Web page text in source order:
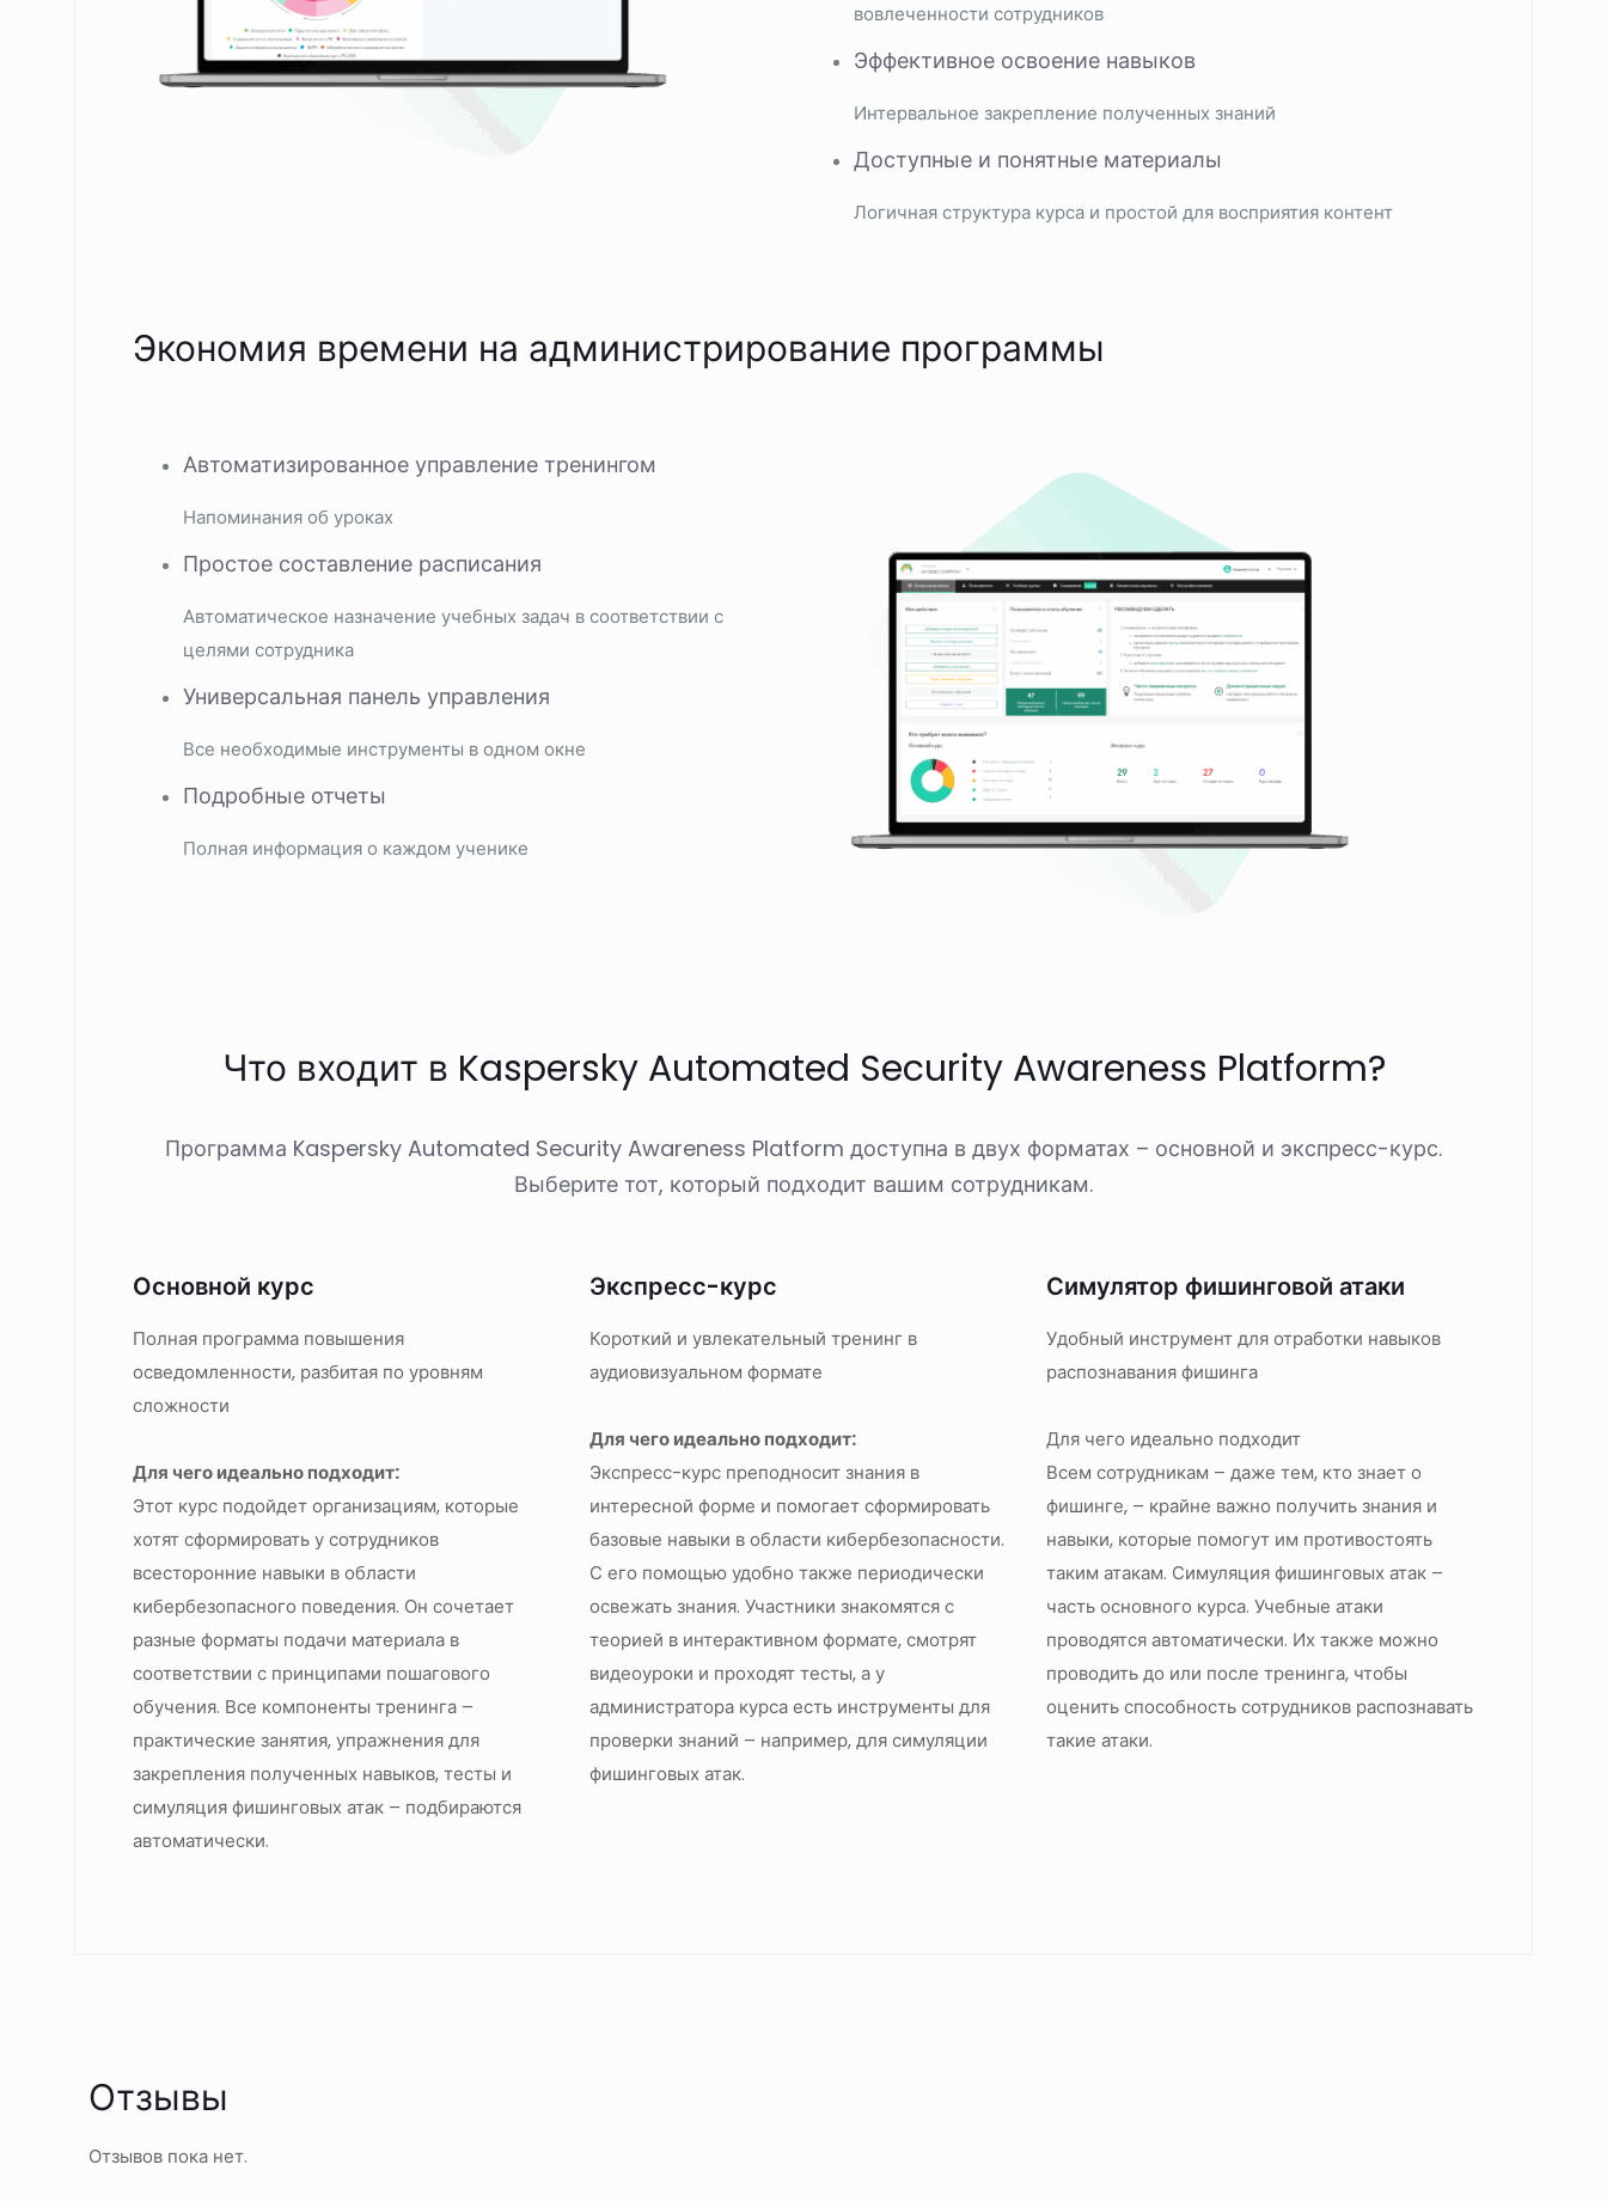
вовлеченности сотрудников
Эффективное освоение навыков
Интервальное закрепление полученных знаний
Доступные и понятные материалы
Логичная структура курса и простой для восприятия контент
Экономия времени на администрирование программы
Автоматизированное управление тренингом
Напоминания об уроках
Простое составление расписания
Автоматическое назначение учебных задач в соответствии с
целями сотрудника
Универсальная панель управления
Все необходимые инструменты в одном окне
Подробные отчеты
Полная информация о каждом ученике
Что входит в Kaspersky Automated Security Awareness Platform?
Программа Kaspersky Automated Security Awareness Platform доступна в двух форматах – основной и экспресс-курс.
Выберите тот, который подходит вашим сотрудникам.
Основной курс
Полная программа повышения
осведомленности, разбитая по уровням
сложности
Для чего идеально подходит:
Этот курс подойдет организациям, которые
хотят сформировать у сотрудников
всесторонние навыки в области
кибербезопасного поведения. Он сочетает
разные форматы подачи материала в
соответствии с принципами пошагового
обучения. Все компоненты тренинга –
практические занятия, упражнения для
закрепления полученных навыков, тесты и
симуляция фишинговых атак – подбираются
автоматически.
Экспресс-курс
Короткий и увлекательный тренинг в
аудиовизуальном формате
Для чего идеально подходит:
Экспресс-курс преподносит знания в
интересной форме и помогает сформировать
базовые навыки в области кибербезопасности.
С его помощью удобно также периодически
освежать знания. Участники знакомятся с
теорией в интерактивном формате, смотрят
видеоуроки и проходят тесты, а у
администратора курса есть инструменты для
проверки знаний – например, для симуляции
фишинговых атак.
Симулятор фишинговой атаки
Удобный инструмент для отработки навыков
распознавания фишинга
Для чего идеально подходит
Всем сотрудникам – даже тем, кто знает о
фишинге, – крайне важно получить знания и
навыки, которые помогут им противостоять
таким атакам. Симуляция фишинговых атак –
часть основного курса. Учебные атаки
проводятся автоматически. Их также можно
проводить до или после тренинга, чтобы
оценить способность сотрудников распознавать
такие атаки.
Отзывы
Отзывов пока нет.